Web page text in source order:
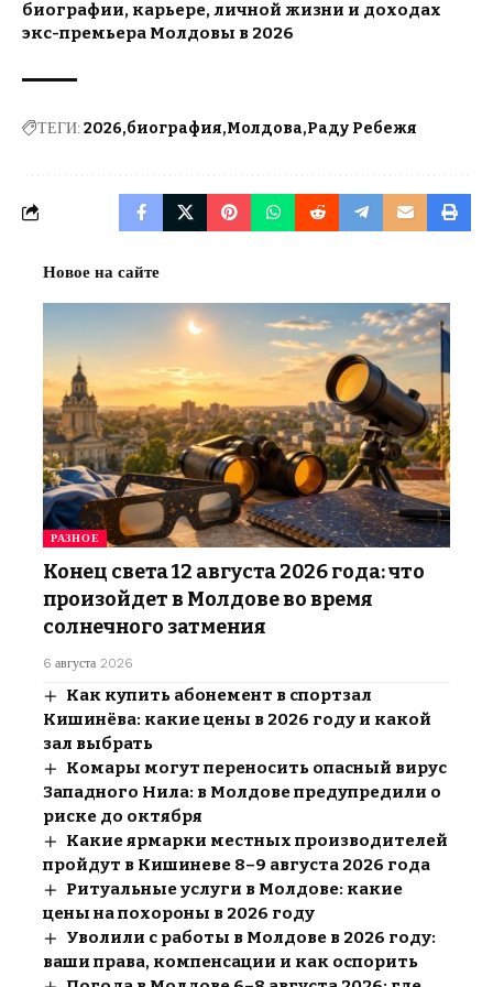
биографии, карьере, личной жизни и доходах
экс-премьера Молдовы в 2026
ТЕГИ:2026 биография Молдова Раду Ребежя
Новое на сайте
РАЗНОЕ
Конец света 12 августа 2026 года: что
произойдет в Молдове во время
солнечного затмения
6 августа 2026
Как купить абонемент в спортзал
Кишинёва: какие цены в 2026 году и какой
зал выбрать
Комары могут переносить опасный вирус
Западного Нила: в Молдове предупредили о
риске до октября
Какие ярмарки местных производителей
пройдут в Кишиневе 8–9 августа 2026 года
Ритуальные услуги в Молдове: какие
цены на похороны в 2026 году
Уволили с работы в Молдове в 2026 году:
ваши права, компенсации и как оспорить